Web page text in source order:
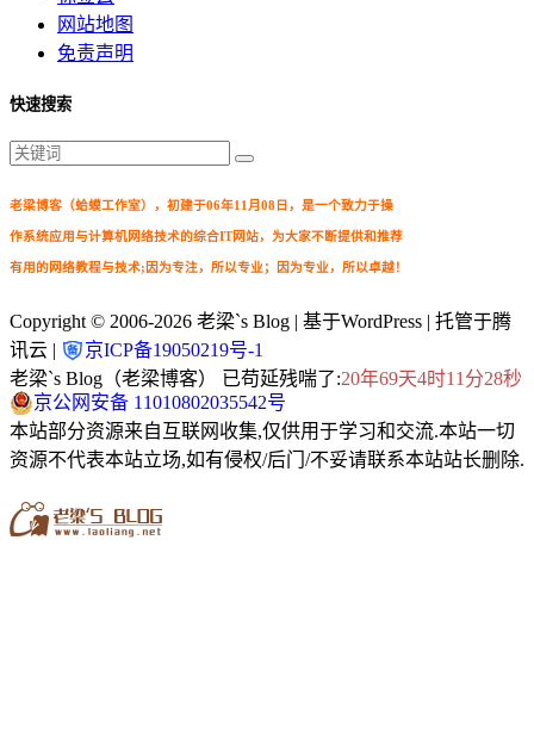
网站地图
免责声明
快速搜索
老梁博客（蛤蟆工作室），初建于06年11月08日，是一个致力于操
作系统应用与计算机网络技术的综合IT网站，为大家不断提供和推荐
有用的网络教程与技术;因为专注，所以专业；因为专业，所以卓越！
Copyright © 2006-2026 老梁`s Blog | 基于WordPress | 托管于腾
讯云 |
京ICP备19050219号-1
老梁`s Blog（老梁博客） 已苟延残喘了:20年69天4时11分29秒
京公网安备 11010802035542号
本站部分资源来自互联网收集,仅供用于学习和交流.本站一切
资源不代表本站立场,如有侵权/后门/不妥请联系本站站长删除.